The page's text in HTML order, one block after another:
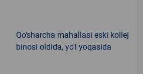
Qo'sharcha mahallasi eski kollej
binosi oldida, yo'l yoqasida